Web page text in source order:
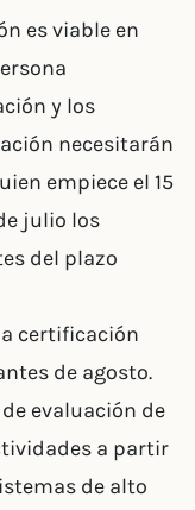
es viable en
y los
necesitarán
empiece el 15
julio los
del plazo
certificación
de agosto.
evaluación de
a partir
de alto